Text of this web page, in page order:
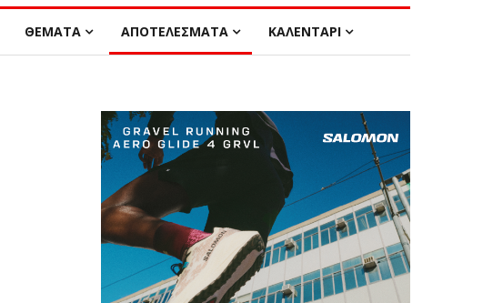
ΘΕΜΑΤΑ ΑΠΟΤΕΛΕΣΜΑΤΑ ΚΑΛΕΝΤΑΡΙ